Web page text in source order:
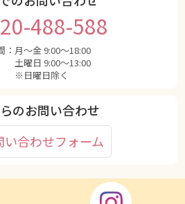
488-588
： 月〜金 9:00〜18:00
土曜日 9:00〜13:00
※日曜日除く
のお問い合わせ
い合わせフォーム